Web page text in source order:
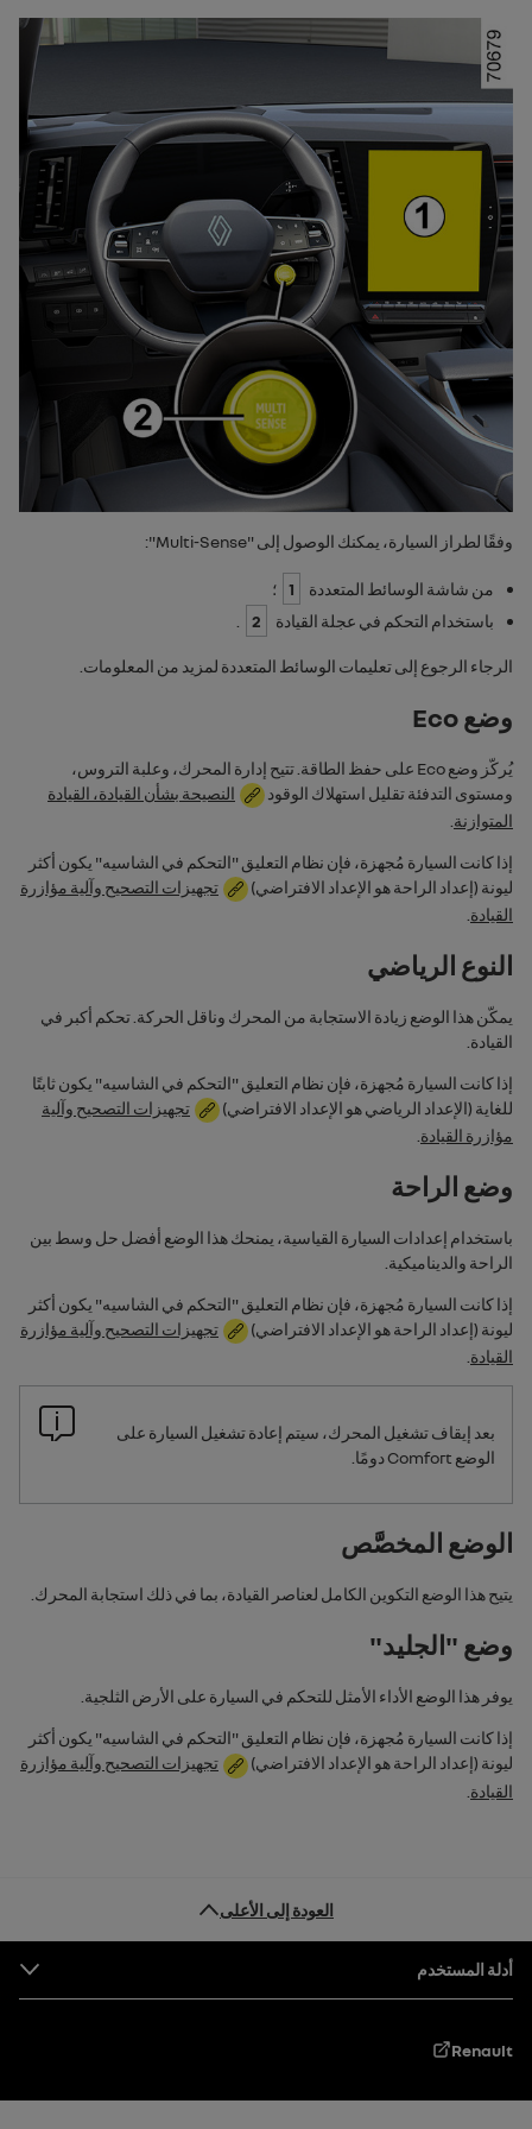
وفقًا لطراز السيارة، يمكنك الوصول إلى "Multi-Sense
":
من شاشة الوسائط المتعددة 1 ؛
باستخدام التحكم في عجلة القيادة
2
الرجاء الرجوع إلى تعليمات الوسائط المتعددة لمزيد من المعلومات.
وضع Eco
يُركّز وضعEco على حفظ الطاقة. تتيح إدارة المحرك، وعلبة التروس،
ومستوى التدفئة تقليل استهلاك الوقود
النصيحة بشأن القيادة، القيادة
المتوازنة
إذا كانت السيارة مُجهزة، فإن نظام التعليق "‏‫التحكم في الشاسيه" يكون أكثر
ليونة (إعداد الراحة هو الإعداد الافتراضي)
تجهيزات التصحيح وآلية مؤازرة
القيادة
النوع الرياضي
يمكّن هذا الوضع زيادة الاستجابة من المحرك وناقل الحركة. تحكم أكبر في
القيادة.
إذا كانت السيارة مُجهزة، فإن نظام التعليق "‏‫التحكم في الشاسيه" يكون ثابتًا
للغاية (الإعداد الرياضي هو الإعداد الافتراضي)
تجهيزات التصحيح وآلية
مؤازرة القيادة
وضع الراحة
باستخدام إعدادات السيارة القياسية، يمنحك هذا الوضع أفضل حل وسط بين
الراحة والديناميكية.
إذا كانت السيارة مُجهزة، فإن نظام التعليق "‏‫التحكم في الشاسيه" يكون أكثر
ليونة (إعداد الراحة هو الإعداد الافتراضي)
تجهيزات التصحيح وآلية مؤازرة
القيادة.
بعد إيقاف تشغيل المحرك، سيتم إعادة تشغيل السيارة على
الوضع Comfortدومًا.
الوضع المخصَّص
يتيح هذا الوضع التكوين الكامل لعناصر القيادة، بما في ذلك استجابة المحرك.
وضع "الجليد"
يوفر هذا الوضع الأداء الأمثل للتحكم في السيارة على الأرض الثلجية.
إذا كانت السيارة مُجهزة، فإن نظام التعليق "‏‫التحكم في الشاسيه" يكون أكثر
ليونة (إعداد الراحة هو الإعداد الافتراضي)
تجهيزات التصحيح وآلية مؤازرة
القيادة
العودة إلى الأعلى
التذييل
أدلة المستخدم
Renault